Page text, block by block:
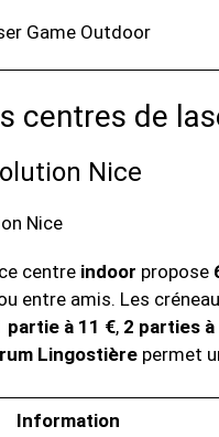
Game Outdoor
centres de
Nice
centre indoor propose
entre amis. Les
partie à 11 €, 2 parties à
Lingostière permet
Information